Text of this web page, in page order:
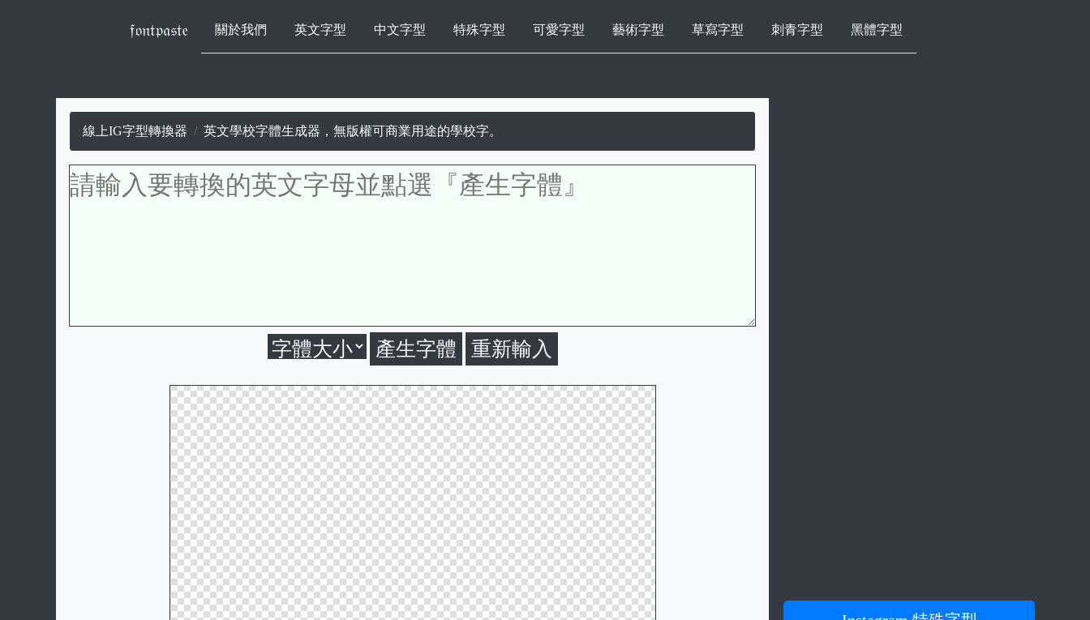
𝔣𝔬𝔫𝔱𝔭𝔞𝔰𝔱𝔢 關於我們 英文字型 中文字型 特殊字型 可愛字型 藝術字型 草寫字型 刺青字型 黑體字型
線上IG字型轉換器 英文學校字體生成器，無版權可商業用途的學校字。
重新輸入